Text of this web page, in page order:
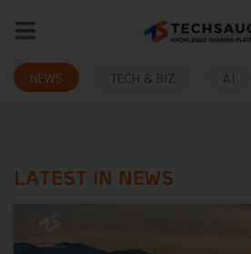
NEWS TECH & BIZ AI
LATEST IN NEWS